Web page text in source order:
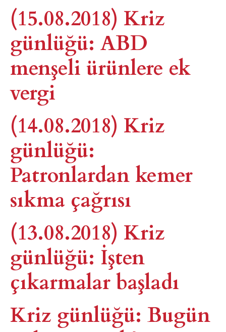
(15.08.2018) Kriz
günlüğü: ABD
menşeli ürünlere ek
vergi
(14.08.2018) Kriz
günlüğü:
Patronlardan kemer
sıkma çağrısı
(13.08.2018) Kriz
günlüğü: İşten
çıkarmalar başladı
Kriz günlüğü: Bugün